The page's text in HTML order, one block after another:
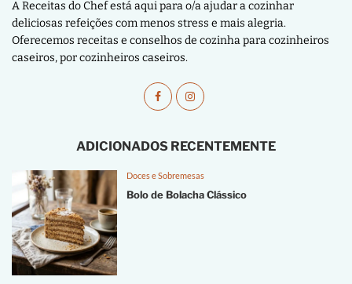
A Receitas do Chef está aqui para o/a ajudar a cozinhar
deliciosas refeições com menos stress e mais alegria.
Oferecemos receitas e conselhos de cozinha para cozinheiros
caseiros, por cozinheiros caseiros.
ADICIONADOS RECENTEMENTE
Doces e Sobremesas
Bolo de Bolacha Clássico